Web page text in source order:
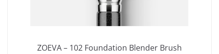
ZOEVA – 102 Foundation Blender Brush